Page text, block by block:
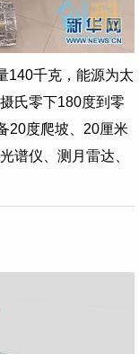
140千克，能源为太
氏零下180度到零
20度爬坡、20厘米
谱仪、测月雷达、